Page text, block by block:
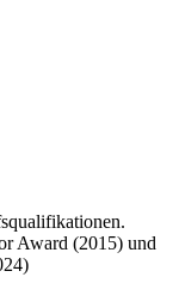
Award (2015) und